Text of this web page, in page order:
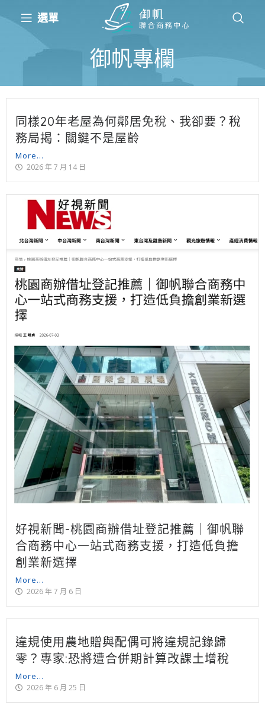
選單
御帆專欄
同樣20年老屋為何鄰居免稅、我卻要？稅
務局揭：關鍵不是屋齡
More...
2026 年 7 月 14 日
好視新聞-桃園商辦借址登記推薦｜御帆聯
合商務中心一站式商務支援，打造低負擔
創業新選擇
More...
2026 年 7 月 6 日
違規使用農地贈與配偶可將違規記錄歸
零？專家:恐將遭合併期計算改課土增稅
More...
2026 年 6 月 25 日